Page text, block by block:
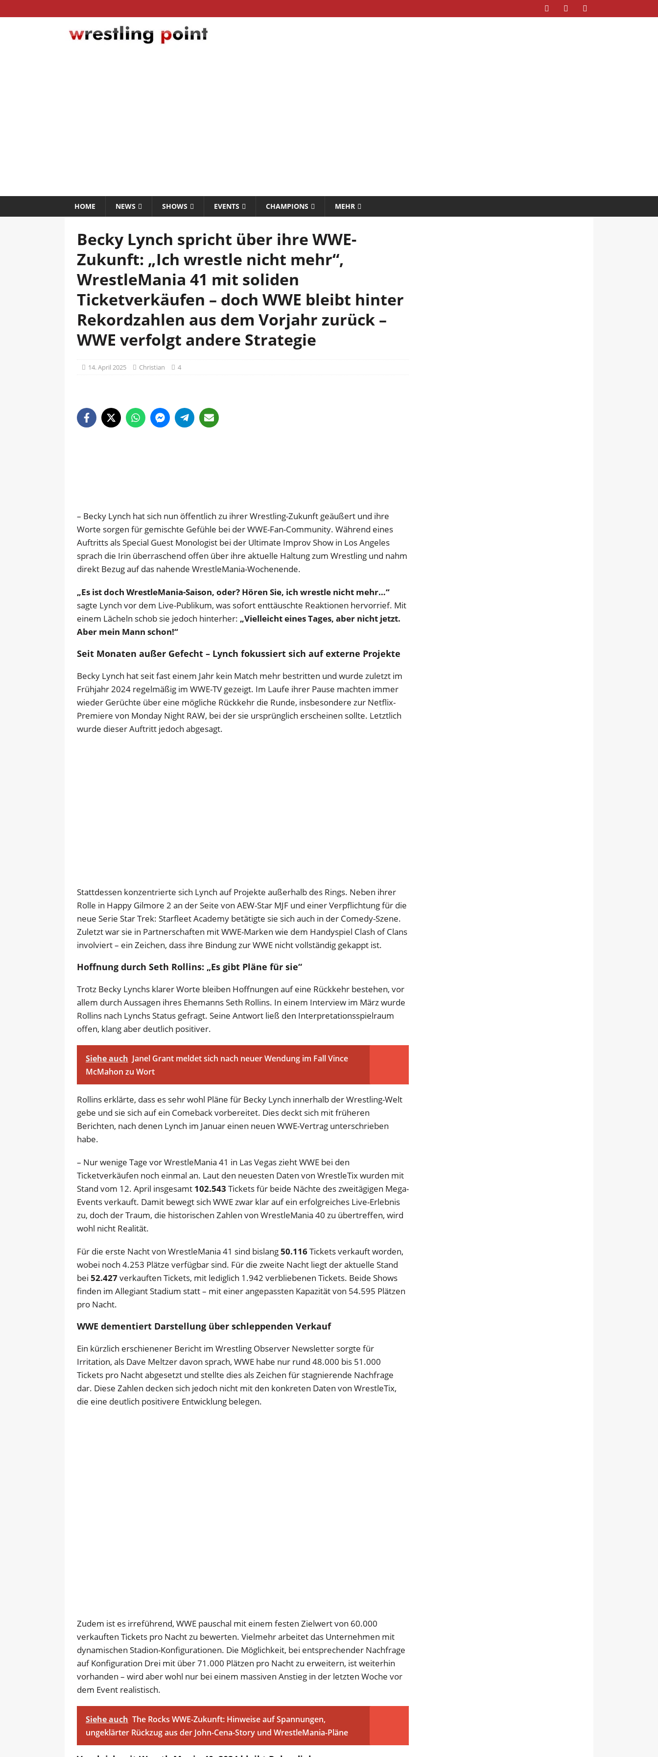
HOME NEWS SHOWS EVENTS CHAMPIONS MEHR
Becky Lynch spricht über ihre WWE-
Zukunft: „Ich wrestle nicht mehr“,
WrestleMania 41 mit soliden
Ticketverkäufen – doch WWE bleibt hinter
Rekordzahlen aus dem Vorjahr zurück –
WWE verfolgt andere Strategie
14. April 2025 Christian 4
– Becky Lynch hat sich nun öffentlich zu ihrer Wrestling-Zukunft geäußert und ihre
Worte sorgen für gemischte Gefühle bei der WWE-Fan-Community. Während eines
Auftritts als Special Guest Monologist bei der Ultimate Improv Show in Los Angeles
sprach die Irin überraschend offen über ihre aktuelle Haltung zum Wrestling und nahm
direkt Bezug auf das nahende WrestleMania-Wochenende.
„Es ist doch WrestleMania-Saison, oder? Hören Sie, ich wrestle nicht mehr…“
sagte Lynch vor dem Live-Publikum, was sofort enttäuschte Reaktionen hervorrief. Mit
einem Lächeln schob sie jedoch hinterher: „Vielleicht eines Tages, aber nicht jetzt.
Aber mein Mann schon!“
Seit Monaten außer Gefecht – Lynch fokussiert sich auf externe Projekte
Becky Lynch hat seit fast einem Jahr kein Match mehr bestritten und wurde zuletzt im
Frühjahr 2024 regelmäßig im WWE-TV gezeigt. Im Laufe ihrer Pause machten immer
wieder Gerüchte über eine mögliche Rückkehr die Runde, insbesondere zur Netflix-
Premiere von Monday Night RAW, bei der sie ursprünglich erscheinen sollte. Letztlich
wurde dieser Auftritt jedoch abgesagt.
Stattdessen konzentrierte sich Lynch auf Projekte außerhalb des Rings. Neben ihrer
Rolle in Happy Gilmore 2 an der Seite von AEW-Star MJF und einer Verpflichtung für die
neue Serie Star Trek: Starfleet Academy betätigte sie sich auch in der Comedy-Szene.
Zuletzt war sie in Partnerschaften mit WWE-Marken wie dem Handyspiel Clash of Clans
involviert – ein Zeichen, dass ihre Bindung zur WWE nicht vollständig gekappt ist.
Hoffnung durch Seth Rollins: „Es gibt Pläne für sie“
Trotz Becky Lynchs klarer Worte bleiben Hoffnungen auf eine Rückkehr bestehen, vor
allem durch Aussagen ihres Ehemanns Seth Rollins. In einem Interview im März wurde
Rollins nach Lynchs Status gefragt. Seine Antwort ließ den Interpretationsspielraum
offen, klang aber deutlich positiver.
Siehe auch Janel Grant meldet sich nach neuer Wendung im Fall Vince
McMahon zu Wort
Rollins erklärte, dass es sehr wohl Pläne für Becky Lynch innerhalb der Wrestling-Welt
gebe und sie sich auf ein Comeback vorbereitet. Dies deckt sich mit früheren
Berichten, nach denen Lynch im Januar einen neuen WWE-Vertrag unterschrieben
habe.
– Nur wenige Tage vor WrestleMania 41 in Las Vegas zieht WWE bei den
Ticketverkäufen noch einmal an. Laut den neuesten Daten von WrestleTix wurden mit
Stand vom 12. April insgesamt 102.543 Tickets für beide Nächte des zweitägigen Mega-
Events verkauft. Damit bewegt sich WWE zwar klar auf ein erfolgreiches Live-Erlebnis
zu, doch der Traum, die historischen Zahlen von WrestleMania 40 zu übertreffen, wird
wohl nicht Realität.
Für die erste Nacht von WrestleMania 41 sind bislang50.116Tickets verkauft worden,
wobei noch 4.253 Plätze verfügbar sind. Für die zweite Nacht liegt der aktuelle Stand
bei 52.427verkauften Tickets, mit lediglich 1.942 verbliebenen Tickets. Beide Shows
finden im Allegiant Stadium statt – mit einer angepassten Kapazität von 54.595 Plätzen
pro Nacht.
WWE dementiert Darstellung über schleppenden Verkauf
Ein kürzlich erschienener Bericht im Wrestling Observer Newsletter sorgte für
Irritation, als Dave Meltzer davon sprach, WWE habe nur rund 48.000 bis 51.000
Tickets pro Nacht abgesetzt und stellte dies als Zeichen für stagnierende Nachfrage
dar. Diese Zahlen decken sich jedoch nicht mit den konkreten Daten von WrestleTix,
die eine deutlich positivere Entwicklung belegen.
Zudem ist es irreführend, WWE pauschal mit einem festen Zielwert von 60.000
verkauften Tickets pro Nacht zu bewerten. Vielmehr arbeitet das Unternehmen mit
dynamischen Stadion-Konfigurationen. Die Möglichkeit, bei entsprechender Nachfrage
auf Konfiguration Drei mit über 71.000 Plätzen pro Nacht zu erweitern, ist weiterhin
vorhanden – wird aber wohl nur bei einem massiven Anstieg in der letzten Woche vor
dem Event realistisch.
Siehe auch The Rocks WWE-Zukunft: Hinweise auf Spannungen,
ungeklärter Rückzug aus der John-Cena-Story und WrestleMania-Pläne